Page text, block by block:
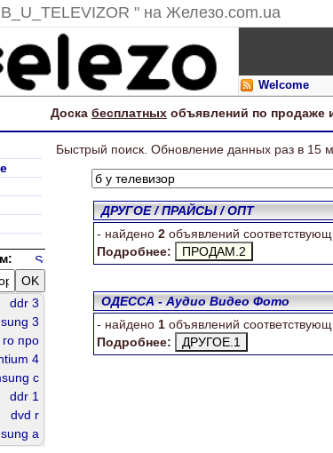
" на Железо.com.ua
Welcome
Доска бесплатных объявлений по продаже
ddr 3
3
го про
4
c
ddr 1
dvd r
a
Ищем "б у телевизор"
Быстрый поиск. Обновление данных раз в 15
ДРУГОЕ / ПРАЙСЫ / ОПТ
- найдено 2 объявлений
Подробнее:
ОДЕССА - Аудио Видео Фото
- найдено 1 объявлений
Подробнее: